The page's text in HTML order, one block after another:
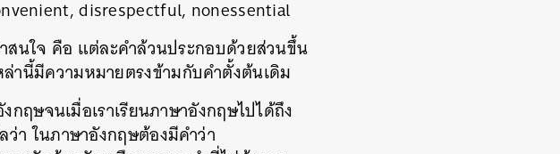
disrespectful, nonessential
สนใจ คือ แต่ละคำล้วนประกอบด้วยส่วนขึ้น
านี้มีความหมายตรงข้ามกับคำตั้งต้นเดิม
ฤษจนเมื่อเราเรียนภาษาอังกฤษไปได้ถึง
า ในภาษาอังกฤษต้องมีคำว่า